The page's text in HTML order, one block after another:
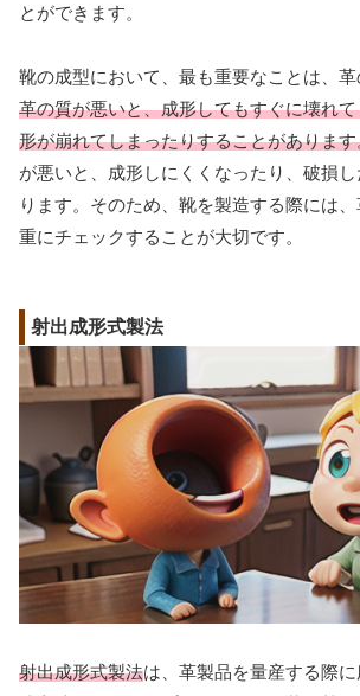
とができます。
靴の成型において、最も重要なことは、革
革の質が悪いと、成形してもすぐに壊れ
形が崩れてしまったりすることがあります
が悪いと、成形しにくくなったり、破損
ります。そのため、靴を製造する際には
重にチェックすることが大切です。
射出成形式製法
射出成形式製法は、革製品を量産する際